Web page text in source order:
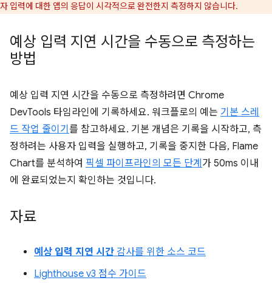
자 입력에 대한 앱의 응답이 시각적으로 완전한지 측정하지 않습니다.
예상 입력 지연 시간을 수동으로 측정하는
방법
예상 입력 지연 시간을 수동으로 측정하려면 Chrome
DevTools 타임라인에 기록하세요. 워크플로의 예는 기본 스레
드 작업 줄이기 를 참고하세요. 기본 개념은 기록을 시작하고, 측
정하려는 사용자 입력을 실행하고, 기록을 중지한 다음, Flame
Chart를 분석하여 픽셀 파이프라인의 모든 단계 가 50ms 이내
에 완료되었는지 확인하는 것입니다.
자료
예상 입력 지연 시간 감사를 위한 소스 코드
Lighthouse v3 점수 가이드